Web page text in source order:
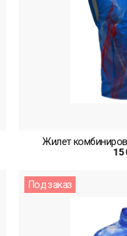
Жилет
15
Под заказ